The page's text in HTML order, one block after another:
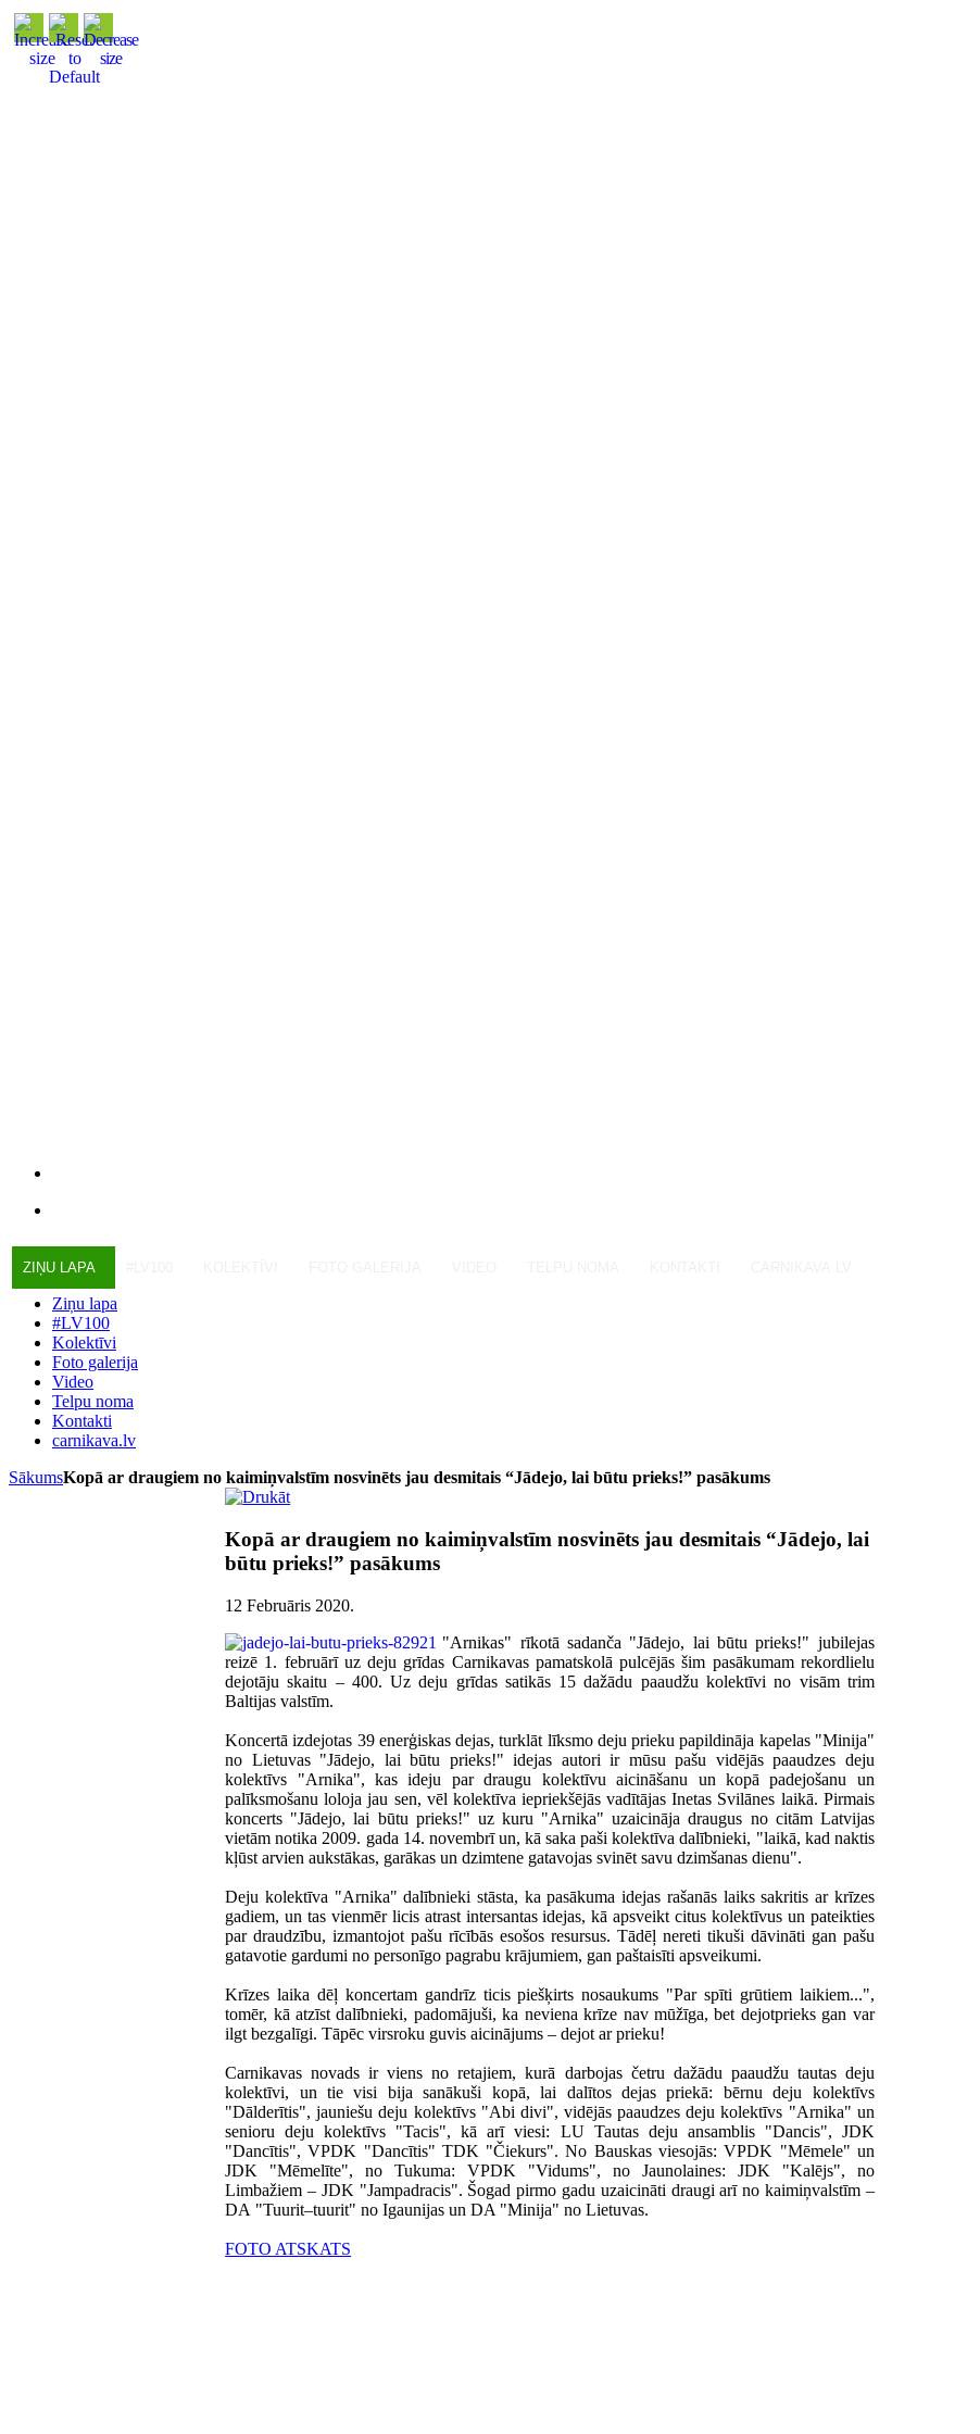
ZIŅU LAPA
Ziņu lapa
#LV100
Kolektīvi
Foto galerija
Video
Telpu noma
Kontakti
carnikava.lv
SākumsKopā ar draugiem no kaimiņvalstīm nosvinēts jau desmitais “Jādejo, lai būtu prieks!” pasākums
Kopā ar draugiem no kaimiņvalstīm nosvinēts jau desmitais “Jādejo, lai
būtu prieks!” pasākums
12 Februāris 2020.
"Arnikas" rīkotā sadanča "Jādejo, lai būtu prieks!" jubilejas
reizē 1. februārī uz deju grīdas Carnikavas pamatskolā pulcējās šim pasākumam rekordlielu
dejotāju skaitu – 400. Uz deju grīdas satikās 15 dažādu paaudžu kolektīvi no visām trim
Baltijas valstīm.
Koncertā izdejotas 39 enerģiskas dejas, turklāt līksmo deju prieku papildināja kapelas "Minija"
no Lietuvas "Jādejo, lai būtu prieks!" idejas autori ir mūsu pašu vidējās paaudzes deju
kolektīvs "Arnika", kas ideju par draugu kolektīvu aicināšanu un kopā padejošanu un
palīksmošanu loloja jau sen, vēl kolektīva iepriekšējās vadītājas Inetas Svilānes laikā. Pirmais
koncerts "Jādejo, lai būtu prieks!" uz kuru "Arnika" uzaicināja draugus no citām Latvijas
vietām notika 2009. gada 14. novembrī un, kā saka paši kolektīva dalībnieki, "laikā, kad naktis
kļūst arvien aukstākas, garākas un dzimtene gatavojas svinēt savu dzimšanas dienu".
Deju kolektīva "Arnika" dalībnieki stāsta, ka pasākuma idejas rašanās laiks sakritis ar krīzes
gadiem, un tas vienmēr licis atrast intersantas idejas, kā apsveikt citus kolektīvus un pateikties
par draudzību, izmantojot pašu rīcībās esošos resursus. Tādēļ nereti tikuši dāvināti gan pašu
gatavotie gardumi no personīgo pagrabu krājumiem, gan paštaisīti apsveikumi.
Krīzes laika dēļ koncertam gandrīz ticis piešķirts nosaukums "Par spīti grūtiem laikiem...",
tomēr, kā atzīst dalībnieki, padomājuši, ka neviena krīze nav mūžīga, bet dejotprieks gan var
ilgt bezgalīgi. Tāpēc virsroku guvis aicinājums – dejot ar prieku!
Carnikavas novads ir viens no retajiem, kurā darbojas četru dažādu paaudžu tautas deju
kolektīvi, un tie visi bija sanākuši kopā, lai dalītos dejas priekā: bērnu deju kolektīvs
"Dālderītis", jauniešu deju kolektīvs "Abi divi", vidējās paaudzes deju kolektīvs "Arnika" un
senioru deju kolektīvs "Tacis", kā arī viesi: LU Tautas deju ansamblis "Dancis", JDK
"Dancītis", VPDK "Dancītis" TDK "Čiekurs". No Bauskas viesojās: VPDK "Mēmele" un
JDK "Mēmelīte", no Tukuma: VPDK "Vidums", no Jaunolaines: JDK "Kalējs", no
Limbažiem – JDK "Jampadracis". Šogad pirmo gadu uzaicināti draugi arī no kaimiņvalstīm –
DA "Tuurit–tuurit" no Igaunijas un DA "Minija" no Lietuvas.
FOTO ATSKATS